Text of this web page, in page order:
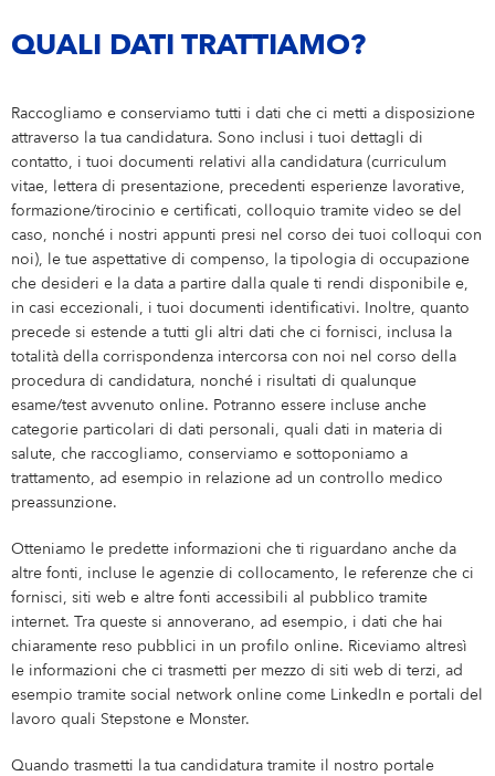
QUALI DATI TRATTIAMO?
Raccogliamo e conserviamo tutti i dati che ci metti a disposizione
attraverso la tua candidatura. Sono inclusi i tuoi dettagli di
contatto, i tuoi documenti relativi alla candidatura (curriculum
vitae, lettera di presentazione, precedenti esperienze lavorative,
formazione/tirocinio e certificati, colloquio tramite video se del
caso, nonché i nostri appunti presi nel corso dei tuoi colloqui con
noi), le tue aspettative di compenso, la tipologia di occupazione
che desideri e la data a partire dalla quale ti rendi disponibile e,
in casi eccezionali, i tuoi documenti identificativi. Inoltre, quanto
precede si estende a tutti gli altri dati che ci fornisci, inclusa la
totalità della corrispondenza intercorsa con noi nel corso della
procedura di candidatura, nonché i risultati di qualunque
esame/test avvenuto online. Potranno essere incluse anche
categorie particolari di dati personali, quali dati in materia di
salute, che raccogliamo, conserviamo e sottoponiamo a
trattamento, ad esempio in relazione ad un controllo medico
preassunzione.
Otteniamo le predette informazioni che ti riguardano anche da
altre fonti, incluse le agenzie di collocamento, le referenze che ci
fornisci, siti web e altre fonti accessibili al pubblico tramite
internet. Tra queste si annoverano, ad esempio, i dati che hai
chiaramente reso pubblici in un profilo online. Riceviamo altresì
le informazioni che ci trasmetti per mezzo di siti web di terzi, ad
esempio tramite social network online come LinkedIn e portali del
lavoro quali Stepstone e Monster.
Quando trasmetti la tua candidatura tramite il nostro portale